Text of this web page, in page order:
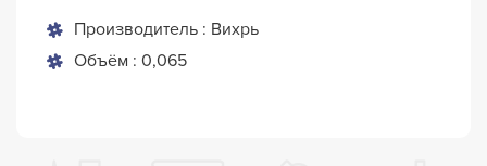
Производитель : Вихрь
Объём : 0,065